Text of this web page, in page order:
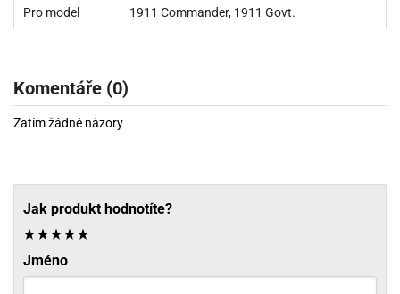
Pro model 1911 Commander, 1911 Govt.
Komentáře (0)
Zatím žádné názory
Jak produkt hodnotíte?
Jméno